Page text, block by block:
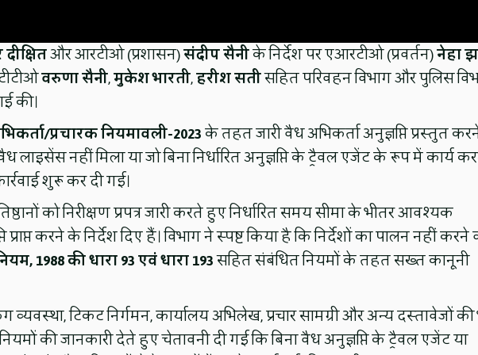
और आरटीओ (प्रशासन)संदीप सैनीके निर्देश पर एआरटीओ (प्रवर्तन)नेहा
वरुणा सैनी,मुकेश भारती,हरीश सतीसहित परिवहन विभाग और पुलिस
की।
प्रचारक नियमावली-2023के तहत जारी वैध अभिकर्ता अनुज्ञप्ति प्रस्तुत
नहीं मिला या जो बिना निर्धारित अनुज्ञप्ति के ट्रैवल एजेंट के रूप में कार्य
शुरू कर दी गई।
को निरीक्षण प्रपत्र जारी करते हुए निर्धारित समय सीमा के भीतर आवश्यक
करने के निर्देश दिए हैं। विभाग ने स्पष्ट किया है कि निर्देशों का पालन नहीं करने
1988 की धारा 93 एवं धारा 193सहित संबंधित नियमों के तहत सख्त कानूनी
व्यवस्था, टिकट निर्गमन, कार्यालय अभिलेख, प्रचार सामग्री और अन्य दस्तावेजों की
की जानकारी देते हुए चेतावनी दी गई कि बिना वैध अनुज्ञप्ति के ट्रैवल एजेंट या